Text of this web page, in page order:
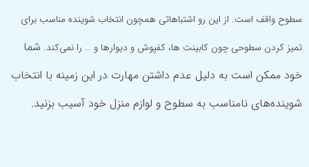
سطوح واقف است. از این رو اشتباهاتی همچون انتخاب شوینده مناسب برای
تمیز کردن سطوحی چون کابینت ها، کفپوش و دیوارها و … را نمی‌کند. شما
خود ممکن است به دلیل عدم داشتن مهارت در این زمینه با انتخاب
شوینده‌های نامناسب به سطوح و لوازم منزل خود آسیب بزنید.